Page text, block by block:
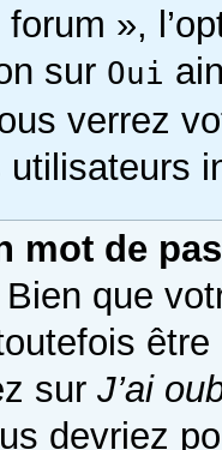
»,
sur Oui
verrez
mot de
que
sur J’ai
devriez